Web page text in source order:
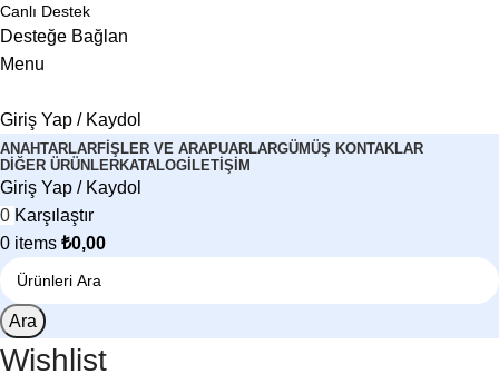
Canlı Destek
Desteğe Bağlan
Menu
Giriş Yap / Kaydol
ANAHTARLARFIŞLER VE ARAPUARLARGÜMÜŞ KONTAKLAR
DIĞER ÜRÜNLERKATALOG İLETIŞIM
Giriş Yap / Kaydol
0 Karşılaştır
0 items ₺0,00
Ara
Wishlist